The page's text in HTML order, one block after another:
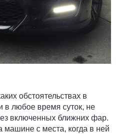
обстоятельствах в
в любое время суток, не
включенных ближних фар.
машине с места, когда в ней